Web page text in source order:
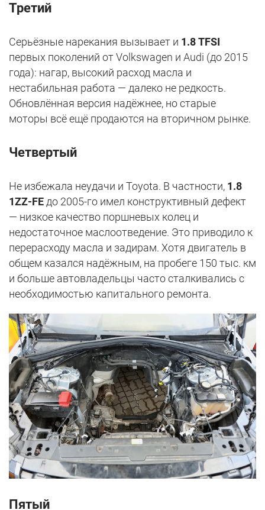
Третий
Серьёзные нарекания вызывает и 1.8 TFSI
первых поколений от Volkswagen и Audi (до 2015
года): нагар, высокий расход масла и
нестабильная работа — далеко не редкость.
Обновлённая версия надёжнее, но старые
моторы всё ещё продаются на вторичном рынке.
Четвертый
Не избежала неудачи и Toyota. В частности, 1.8
1ZZ-FEдо 2005-го имел конструктивный дефект
— низкое качество поршневых колец и
недостаточное маслоотведение. Это приводило к
перерасходу масла и задирам. Хотя двигатель в
общем казался надёжным, на пробеге 150 тыс. км
и больше автовладельцы часто сталкивались с
необходимостью капитального ремонта.
Пятый